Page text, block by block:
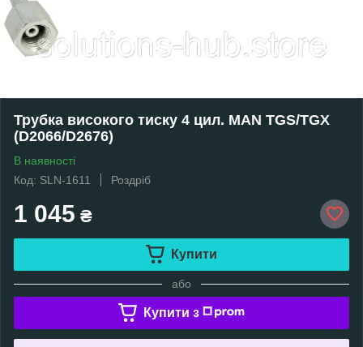
Трубка високого тиску 4 цил. MAN TGS/TGX
(D2066/D2676)
В наявності
Код: SLN-1611
Роздріб
1 045 ₴
Купити
або
Купити з